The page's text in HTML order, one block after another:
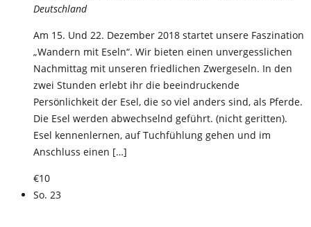
Deutschland
Am 15. Und 22. Dezember 2018 startet unsere Faszination
„Wandern mit Eseln“. Wir bieten einen unvergesslichen
Nachmittag mit unseren friedlichen Zwergeseln. In den
zwei Stunden erlebt ihr die beeindruckende
Persönlichkeit der Esel, die so viel anders sind, als Pferde.
Die Esel werden abwechselnd geführt. (nicht geritten).
Esel kennenlernen, auf Tuchfühlung gehen und im
Anschluss einen […]
€10
So. 23